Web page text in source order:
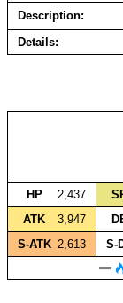
Description
Details
HP
2,437
ATK
3,947
S‑ATK 2,613